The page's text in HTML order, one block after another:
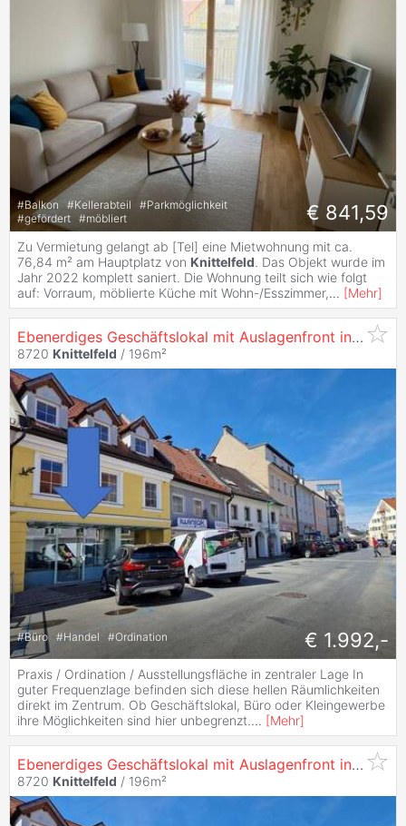
#Balkon #Kellerabteil #Parkmöglichkeit
#gefördert #möbliert € 841,59
Zu Vermietung gelangt ab [Tel] eine Mietwohnung mit ca.
76,84 m² am Hauptplatz von Knittelfeld. Das Objekt wurde im
Jahr 2022 komplett saniert. Die Wohnung teilt sich wie folgt
auf: Vorraum, möblierte Küche mit Wohn-/Esszimmer,... [Mehr]
Ebenerdiges Geschäftslokal mit Auslagenfront in der
8720 Knittelfeld / 196m²
#Büro #Handel #Ordination € 1.992,-
Praxis / Ordination / Ausstellungsfläche in zentraler Lage In
guter Frequenzlage befinden sich diese hellen Räumlichkeiten
direkt im Zentrum. Ob Geschäftslokal, Büro oder Kleingewerbe
ihre Möglichkeiten sind hier unbegrenzt.... [Mehr]
Ebenerdiges Geschäftslokal mit Auslagenfront in der
8720 Knittelfeld / 196m²